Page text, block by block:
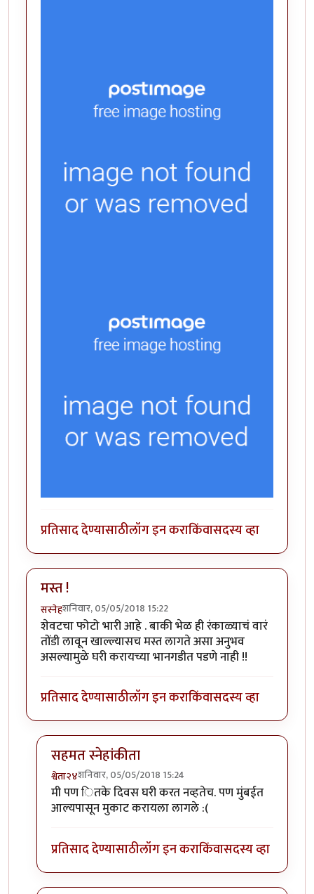
प्रतिसाद देण्यासाठीलॉग इन कराकिंवासदस्य व्हा
मस्त !
सस्नेहशनिवार, 05/05/2018 15:22
शेवटचा फोटो भारी आहे . बाकी भेळ ही रंकाळ्याचं वारं
तोंडी लावून खाल्ल्यासच मस्त लागते असा अनुभव
असल्यामुळे घरी करायच्या भानगडीत पडणे नाही !!
प्रतिसाद देण्यासाठीलॉग इन कराकिंवासदस्य व्हा
सहमत स्नेहांकीता
श्वेता२४शनिवार, 05/05/2018 15:24
In reply toमस्त !byसस्नेह
मी पण ितके दिवस घरी करत नव्हतेच. पण मुंबईत
आल्यपासून मुकाट करायला लागले :(
प्रतिसाद देण्यासाठीलॉग इन कराकिंवासदस्य व्हा